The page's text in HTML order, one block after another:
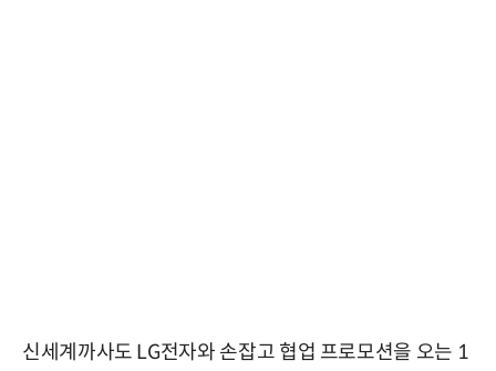
신세계까사도 LG전자와 손잡고 협업 프로모션을 오는 1